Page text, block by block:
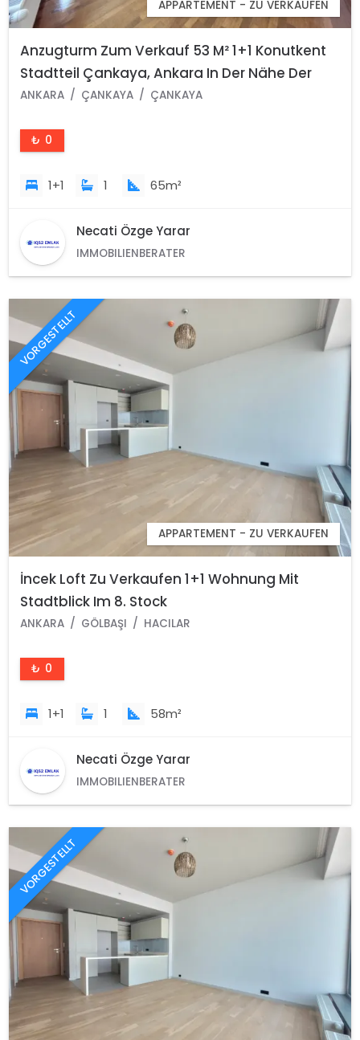
APPARTEMENT - ZU VERKAUFEN
Anzugturm Zum Verkauf 53 M² 1+1 Konutkent
Stadtteil Çankaya, Ankara In Der Nähe Der
Universität Başkent
ANKARA ÇANKAYA ÇANKAYA
₺ 0
1+1 1 65m²
Necati Özge Yarar
IMMOBILIENBERATER
VORGESTELLT
APPARTEMENT - ZU VERKAUFEN
İncek Loft Zu Verkaufen 1+1 Wohnung Mit
Stadtblick Im 8. Stock
ANKARA GÖLBAŞI HACILAR
₺ 0
1+1 1 58m²
Necati Özge Yarar
IMMOBILIENBERATER
VORGESTELLT